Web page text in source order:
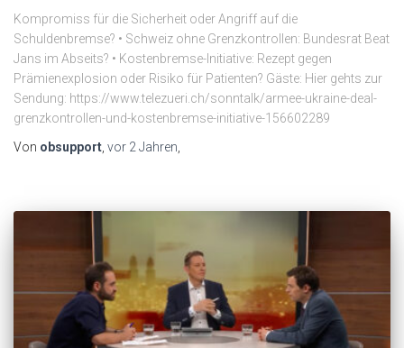
Kompromiss für die Sicherheit oder Angriff auf die
Schuldenbremse? • Schweiz ohne Grenzkontrollen: Bundesrat Beat
Jans im Abseits? • Kostenbremse-Initiative: Rezept gegen
Prämienexplosion oder Risiko für Patienten? Gäste: Hier gehts zur
Sendung: https://www.telezueri.ch/sonntalk/armee-ukraine-deal-
grenzkontrollen-und-kostenbremse-initiative-156602289
Von obsupport vor 2 Jahren